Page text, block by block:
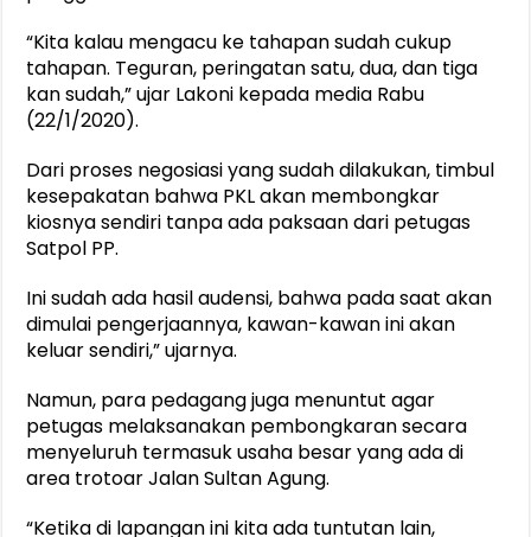
“Kita kalau mengacu ke tahapan sudah cukup
tahapan. Teguran, peringatan satu, dua, dan tiga
kan sudah,” ujar Lakoni kepada media Rabu
(22/1/2020).
Dari proses negosiasi yang sudah dilakukan, timbul
kesepakatan bahwa PKL akan membongkar
kiosnya sendiri tanpa ada paksaan dari petugas
Satpol PP.
Ini sudah ada hasil audensi, bahwa pada saat akan
dimulai pengerjaannya, kawan-kawan ini akan
keluar sendiri,” ujarnya.
Namun, para pedagang juga menuntut agar
petugas melaksanakan pembongkaran secara
menyeluruh termasuk usaha besar yang ada di
area trotoar Jalan Sultan Agung.
“Ketika di lapangan ini kita ada tuntutan lain,